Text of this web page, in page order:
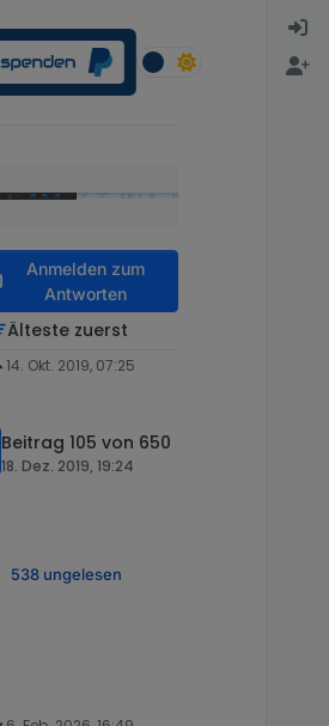
Anmelden zum
Antworten
Älteste zuerst
14. Okt. 2019, 07:25
Beitrag 105 von 650
18. Dez. 2019, 19:24
538 ungelesen